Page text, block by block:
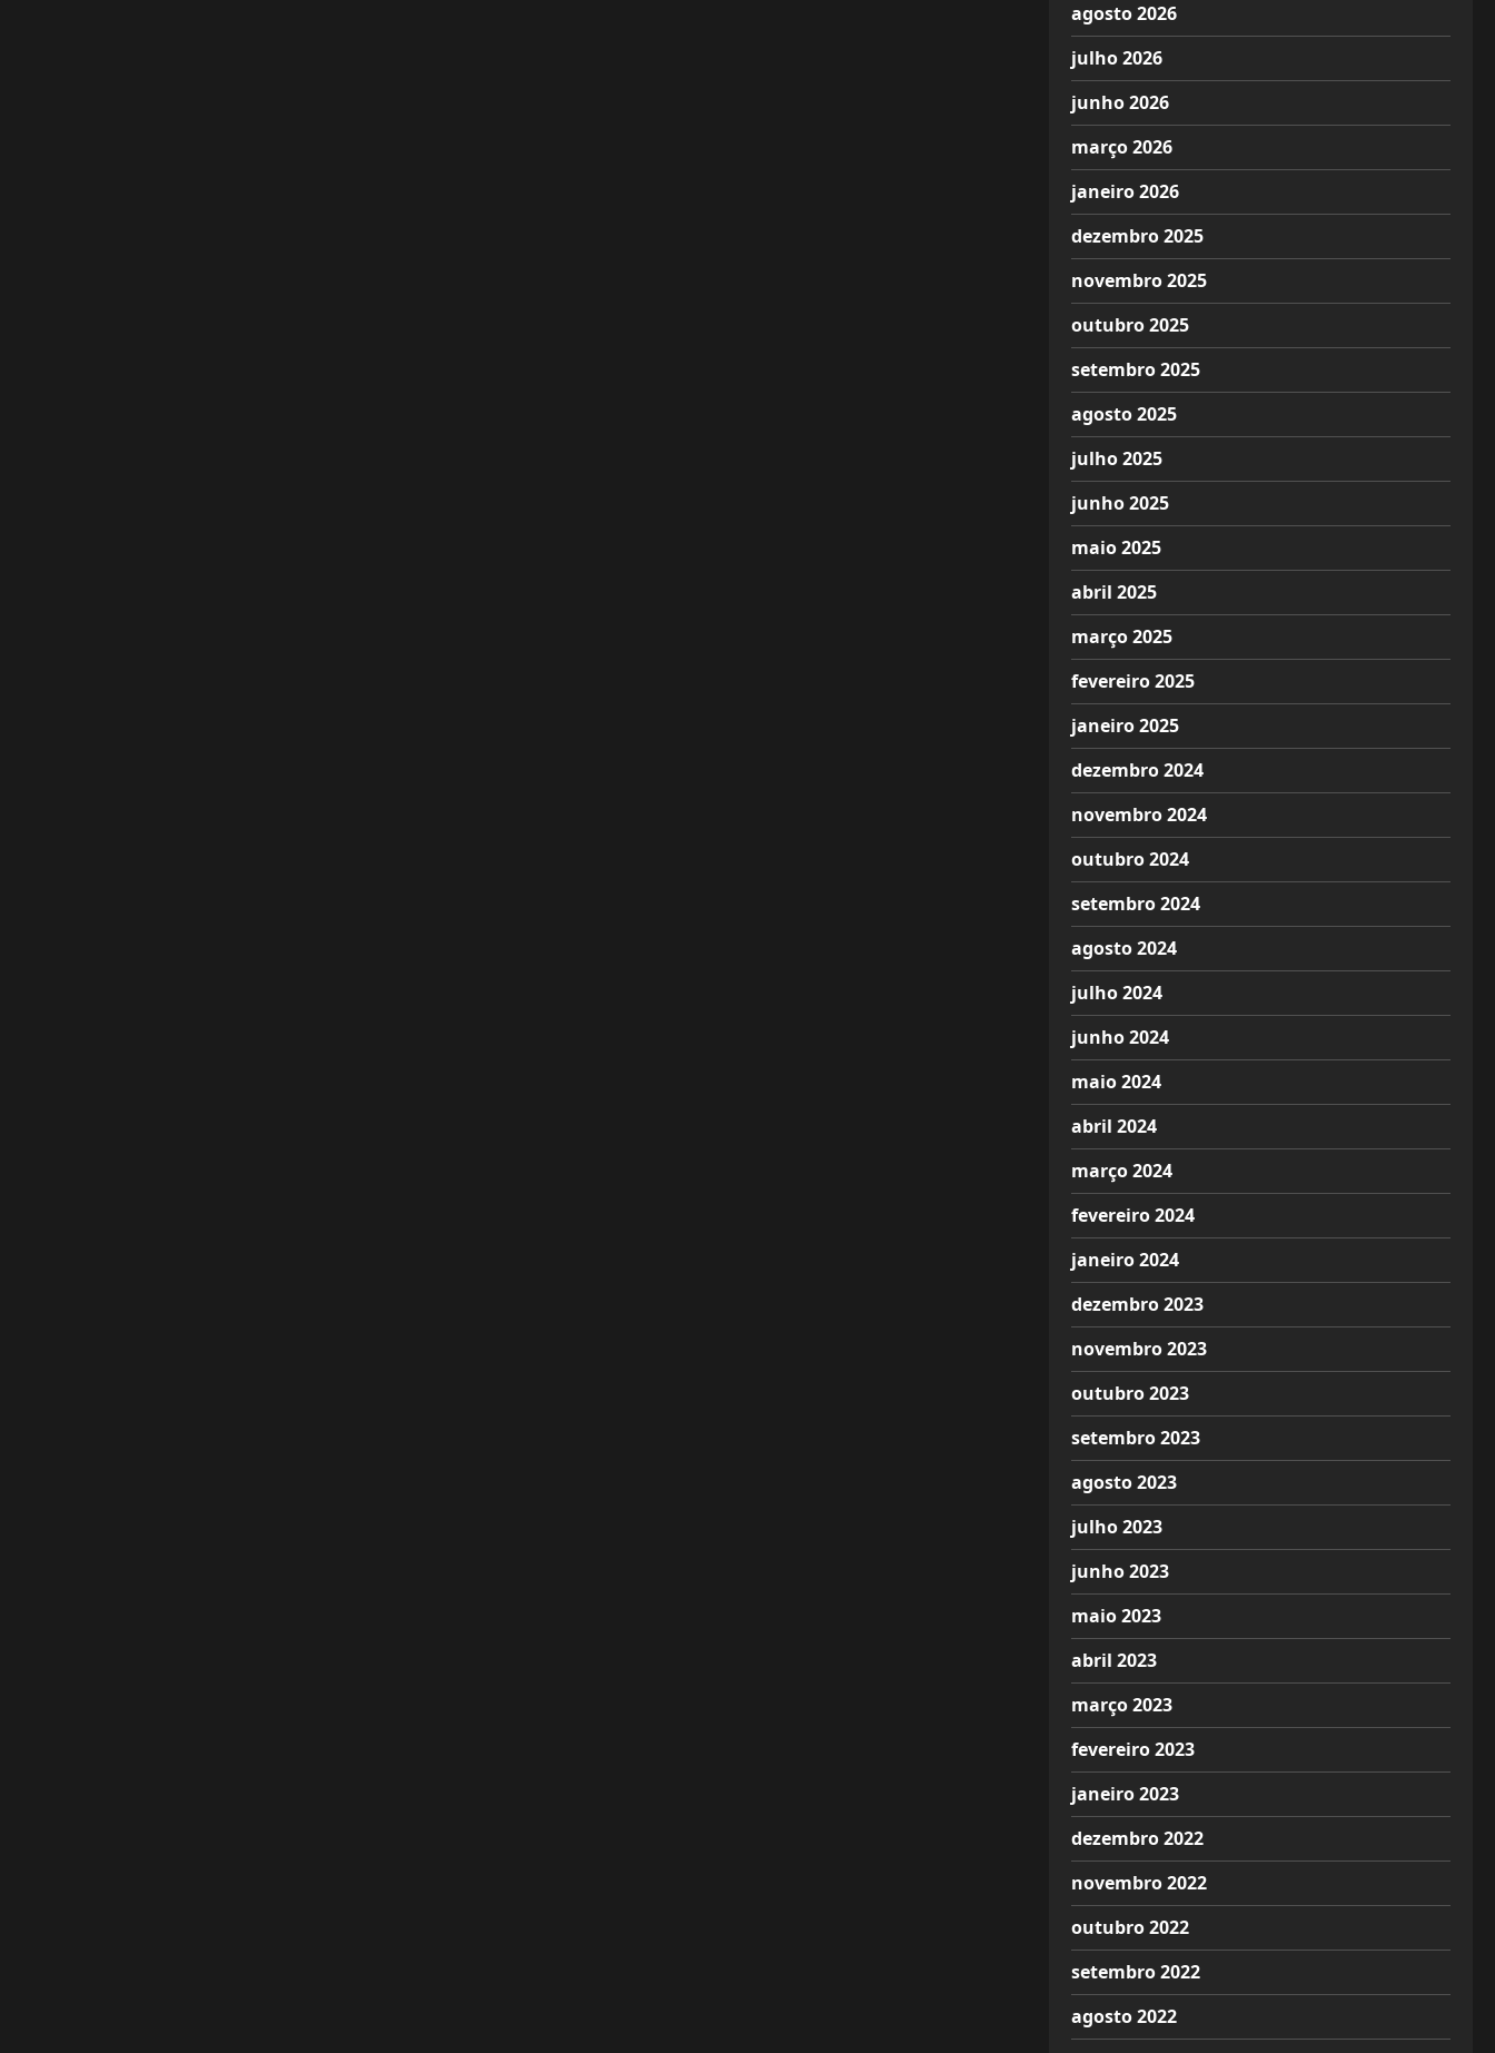
agosto 2026
julho 2026
junho 2026
março 2026
janeiro 2026
dezembro 2025
novembro 2025
outubro 2025
setembro 2025
agosto 2025
julho 2025
junho 2025
maio 2025
abril 2025
março 2025
fevereiro 2025
janeiro 2025
dezembro 2024
novembro 2024
outubro 2024
setembro 2024
agosto 2024
julho 2024
junho 2024
maio 2024
abril 2024
março 2024
fevereiro 2024
janeiro 2024
dezembro 2023
novembro 2023
outubro 2023
setembro 2023
agosto 2023
julho 2023
junho 2023
maio 2023
abril 2023
março 2023
fevereiro 2023
janeiro 2023
dezembro 2022
novembro 2022
outubro 2022
setembro 2022
agosto 2022